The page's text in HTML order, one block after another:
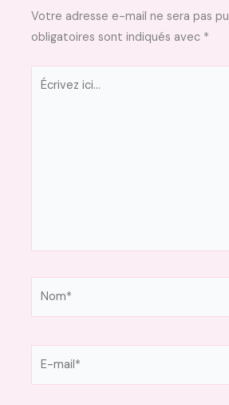
Votre adresse e-mail ne sera pas
obligatoires sont indiqués avec *
Écrivez